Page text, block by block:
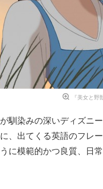
『美女と野
馴染みの深いディズニ
、出てくる英語のフレ
に模範的かつ良質、日